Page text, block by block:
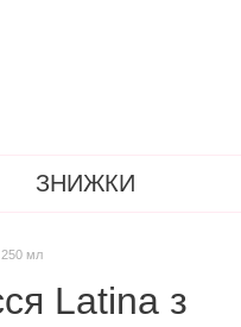
ЗНИЖКИ
250 мл
Latina з